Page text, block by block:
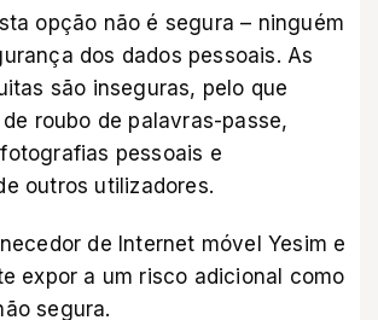
opção não é segura – ninguém
dos dados pessoais. As
são inseguras, pelo que
roubo de palavras-passe,
pessoais e
outros utilizadores.
de Internet móvel Yesim e
expor a um risco adicional como
segura.